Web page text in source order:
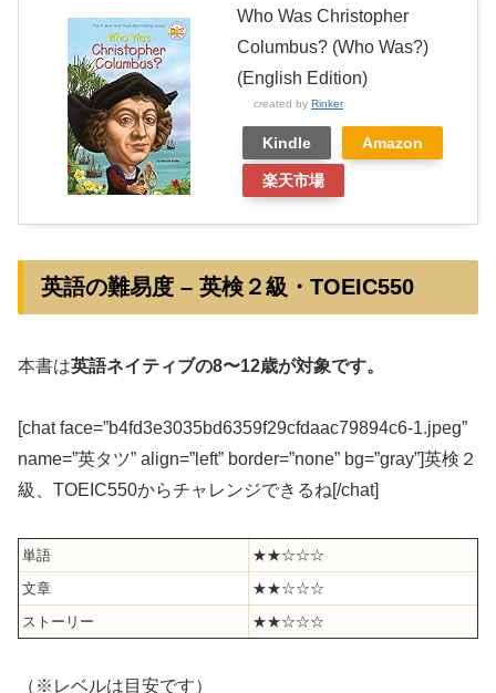
Who Was Christopher
Columbus? (Who Was?)
(English Edition)
created by Rinker
Kindle Amazon
楽天市場
英語の難易度 – 英検２級・TOEIC550
本書は英語ネイティブの8〜12歳が対象です。
[chat face=”b4fd3e3035bd6359f29cfdaac79894c6-1.jpeg”
name=”英タツ” align=”left” border=”none” bg=”gray”]英検２
級、TOEIC550からチャレンジできるね[/chat]
単語
★★☆☆☆
文章
★★☆☆☆
ストーリー
★★☆☆☆
（※レベルは目安です）